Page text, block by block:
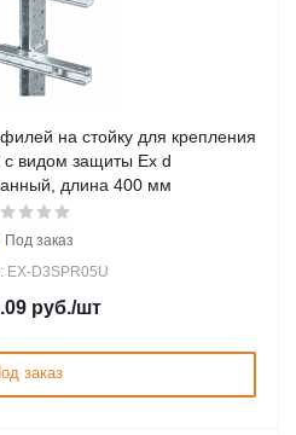
на стойку для крепления
с видом защиты Ex d
длина 400 мм
Под заказ
EX-D3SPR05U
руб./шт
заказ